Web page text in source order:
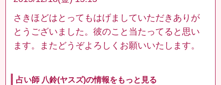
さきほどはとってもはげましていただきありが
とうございました。彼のこと当たってると思い
ます。またどうぞよろしくお願いいたします。
占い師 八鈴(ヤスズ)の情報をもっと見る